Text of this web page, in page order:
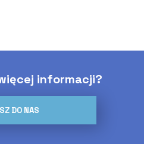
informacji?
DO NAS